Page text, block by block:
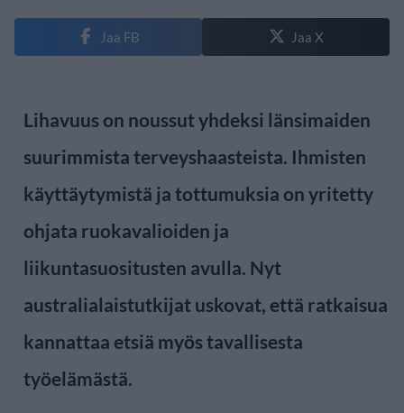
Jaa FB Jaa X
Lihavuus on noussut yhdeksi länsimaiden
suurimmista terveyshaasteista. Ihmisten
käyttäytymistä ja tottumuksia on yritetty
ohjata ruokavalioiden ja
liikuntasuositusten avulla. Nyt
australialaistutkijat uskovat, että ratkaisua
kannattaa etsiä myös tavallisesta
työelämästä.